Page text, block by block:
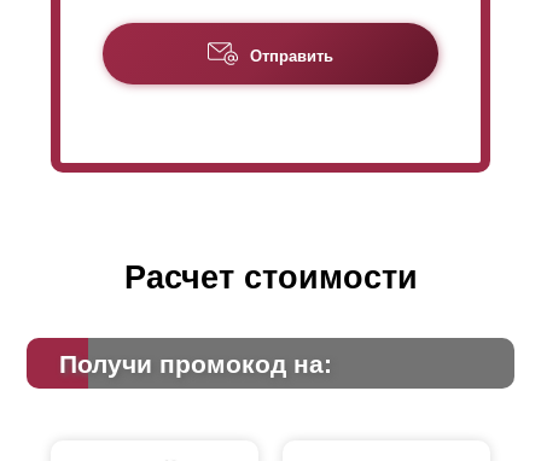
Отправить
Расчет стоимости
Получи промокод на: